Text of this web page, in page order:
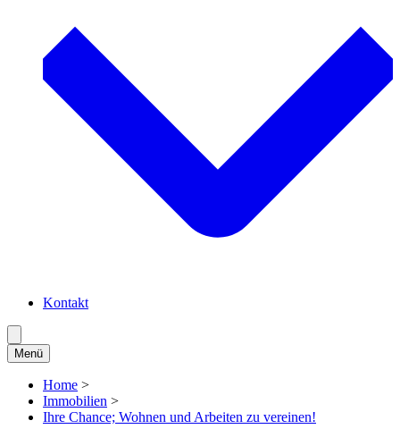
Kontakt
Menü
Home >
Immobilien >
Ihre Chance; Wohnen und Arbeiten zu vereinen!